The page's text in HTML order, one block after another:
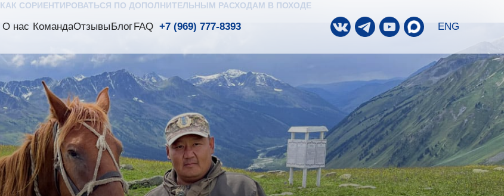
ENG
О нас КомандаОтзывыБлогFAQ +7 (969) 777-8393
КАК СОРИЕНТИРОВАТЬСЯ ПО ДОПОЛНИТЕЛЬНЫМ РАСХОДАМ В ПОХОДЕ